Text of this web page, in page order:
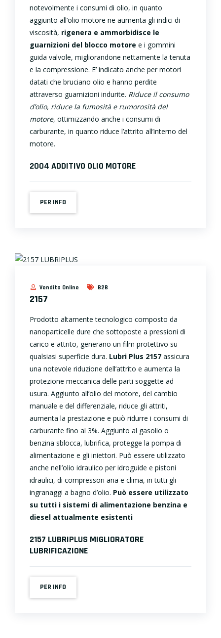
notevolmente i consumi di olio, in quanto
aggiunto all’olio motore ne aumenta gli indici di
viscosità, rigenera e ammorbidisce le
guarnizioni del blocco motore e i gommini
guida valvole, migliorandone nettamente la tenuta
e la compressione. E’ indicato anche per motori
datati che bruciano olio e hanno perdite
attraverso guarnizioni indurite. Riduce il consumo
d’olio, riduce la fumosità e rumorosità del
motore, ottimizzando anche i consumi di
carburante, in quanto riduce l’attrito all’interno del
motore.
2004 ADDITIVO OLIO MOTORE
PER INFO
Vendita Online B2B
2157
Prodotto altamente tecnologico composto da
nanoparticelle dure che sottoposte a pressioni di
carico e attrito, generano un film protettivo su
qualsiasi superficie dura. Lubri Plus 2157 assicura
una notevole riduzione dell’attrito e aumenta la
protezione meccanica delle parti soggette ad
usura. Aggiunto all’olio del motore, del cambio
manuale e del differenziale, riduce gli attriti,
aumenta la prestazione e può ridurre i consumi di
carburante fino al 3%. Aggiunto al gasolio o
benzina sblocca, lubrifica, protegge la pompa di
alimentazione e gli iniettori. Può essere utilizzato
anche nell’olio idraulico per idroguide e pistoni
idraulici, di compressori aria e clima, in tutti gli
ingranaggi a bagno d’olio. Può essere utilizzato
su tutti i sistemi di alimentazione benzina e
diesel attualmente esistenti
2157 LUBRIPLUS MIGLIORATORE
LUBRIFICAZIONE
PER INFO